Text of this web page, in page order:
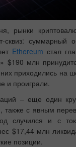
рынки
суммарный
Ethereum стал
$190 млн
приходились на
и проиграли.
– еще один
также с явным
случился и с
$17,44 млн
позиции.